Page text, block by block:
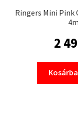
Ringers Mini Pink
2